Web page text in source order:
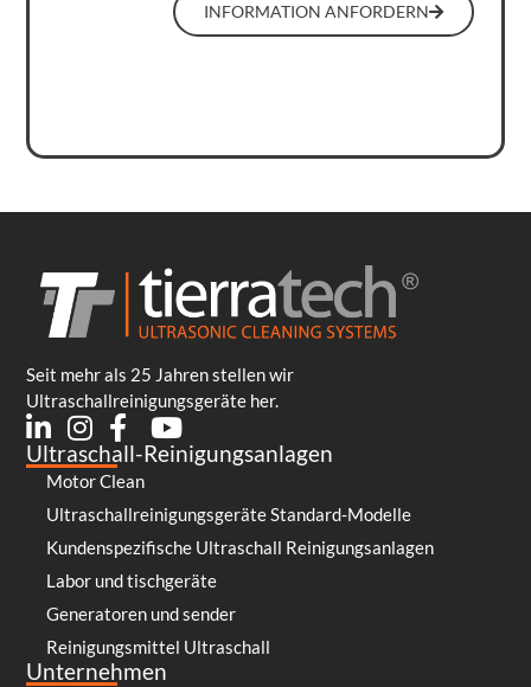
INFORMATION ANFORDERN
Seit mehr als 25 Jahren stellen wir
Ultraschallreinigungsgeräte her.
Ultraschall-Reinigungsanlagen
Motor Clean
Ultraschallreinigungsgeräte Standard-Modelle
Kundenspezifische Ultraschall Reinigungsanlagen
Labor und tischgeräte
Generatoren und sender
Reinigungsmittel Ultraschall
Unternehmen